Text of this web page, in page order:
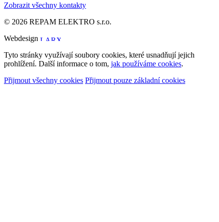
Zobrazit všechny kontakty
© 2026 REPAM ELEKTRO s.r.o.
Webdesign
Tyto stránky využívají soubory cookies, které usnadňují jejich
prohlížení. Další informace o tom, jak používáme cookies.
Přijmout všechny cookies Přijmout pouze základní cookies